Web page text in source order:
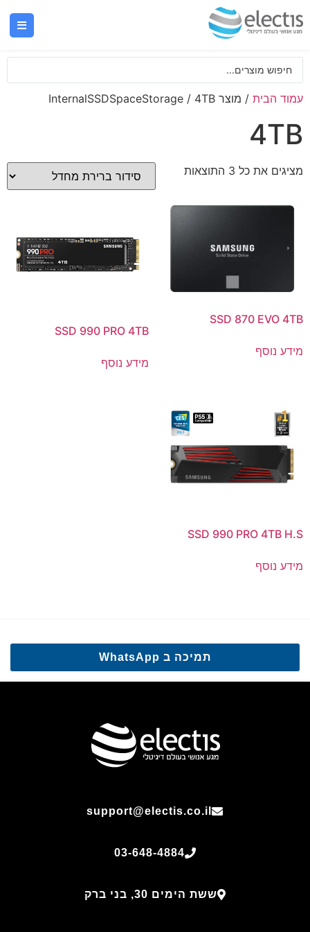
עמוד הבית / מוצר InternalSSDSpaceStorage / 4TB
4TB
מציגים את כל ⁦3⁩ התוצאות
SSD 870 EVO 4TB
מידע נוסף
SSD 990 PRO 4TB
מידע נוסף
SSD 990 PRO 4TB H.S
מידע נוסף
תמיכה ב WhatsApp
support@electis.co.il
03-648-4884
ששת הימים 30, בני ברק